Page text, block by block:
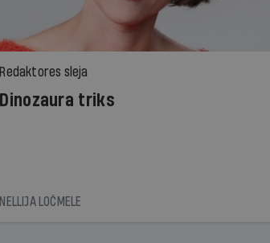
Redaktores sleja
Dinozaura triks
NELLIJA LOČMELE